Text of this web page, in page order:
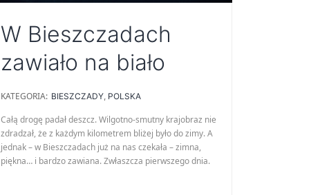
W Bieszczadach
zawiało na biało
KATEGORIA: BIESZCZADY POLSKA
Całą drogę padał deszcz. Wilgotno-smutny krajobraz nie
zdradzał, że z każdym kilometrem bliżej było do zimy. A
jednak – w Bieszczadach już na nas czekała – zimna,
piękna… i bardzo zawiana. Zwłaszcza pierwszego dnia.